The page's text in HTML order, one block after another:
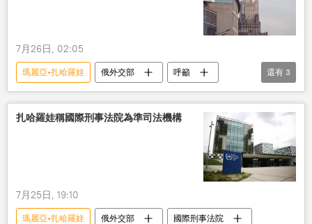
7月26日, 02:05
瑪麗亞•扎哈羅娃 俄外交部
呼籲
國際組織
烏軍 襲擊
還有 3
扎哈羅娃稱國際刑事法院為準司法機構
7月25日, 19:10
瑪麗亞•扎哈羅娃 俄外交部 國際刑事法院